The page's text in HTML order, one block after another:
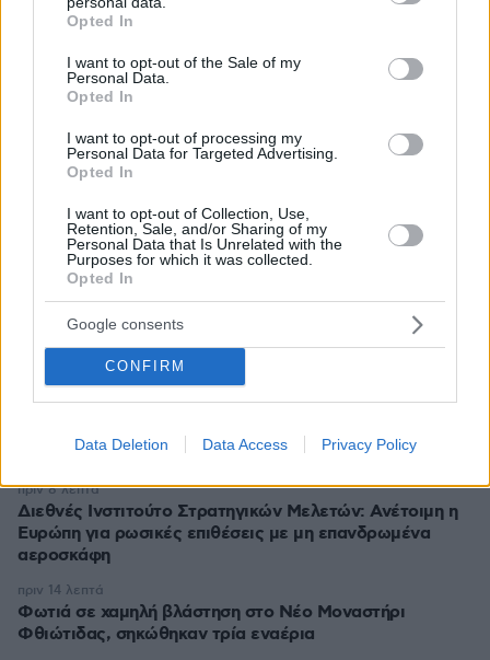
grant or deny consent to Google and its third-party tags to
use your data for below specified purposes in below Google
consent section.
Opted In
I want to opt-out of the Sale of my
Personal Data.
Opted In
I want to opt-out of processing my
Personal Data for Targeted Advertising.
Opted In
I want to opt-out of Collection, Use,
Retention, Sale, and/or Sharing of my
Personal Data that Is Unrelated with the
Purposes for which it was collected.
Opted In
Google consents
CONFIRM
Data Deletion Data Access Privacy Policy
Πώς μια απλή ιδέα εξελίχθηκε σε κορυφαίο θεσμό
06.08.2026, 10:52
σε Bάζει στην Aγορά Eργασίας
26.07.2026, 09:54
ΡΟΗ ΕΙΔΗΣΕΩΝ
Σχολιασμένα
εγκλήματος - Ο ασυνόδευτος ανήλικος, η πυγμαχία και
η μοιραία συνάντηση με την άτυχη Σκωτσέζα
πριν 8 λεπτά
Διεθνές Ινστιτούτο Στρατηγικών Μελετών: Ανέτοιμη η
Ευρώπη για ρωσικές επιθέσεις με μη επανδρωμένα
αεροσκάφη
πριν 8 λεπτά
Φωτιά σε χαμηλή βλάστηση στο Νέο Μοναστήρι
Φθιώτιδας, σηκώθηκαν τρία εναέρια
πριν 14 λεπτά